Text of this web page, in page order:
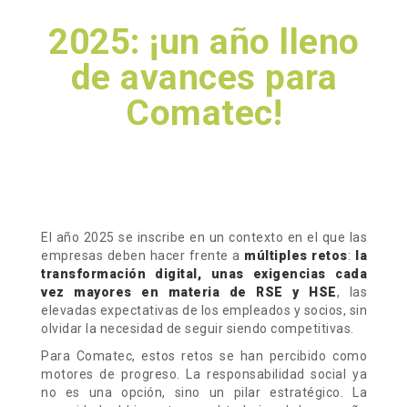
2025: ¡un año lleno
de avances para
Comatec!
El año 2025 se inscribe en un contexto en el que las
empresas deben hacer frente a múltiples retos:
la
transformación digital, unas exigencias cada
vez mayores en materia de RSE y HSE, las
elevadas expectativas de los empleados y socios, sin
olvidar la necesidad de seguir siendo competitivas.
Para Comatec, estos retos se han percibido como
motores de progreso. La responsabilidad social ya
no es una opción, sino un pilar estratégico. La